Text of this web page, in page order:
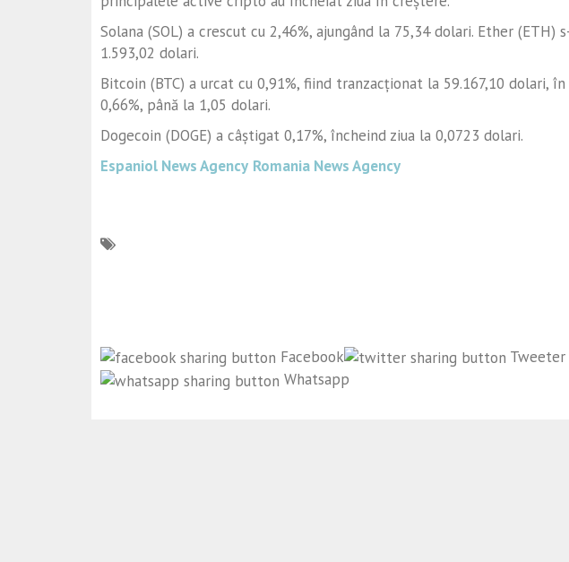
Solana (SOL) a crescut cu 2,46%, ajungând la 75,34 dolari. Ether (ETH)
1.593,02 dolari.
Bitcoin (BTC) a urcat cu 0,91%, fiind tranzacționat la 59.167,10 dolari,
0,66%, până la 1,05 dolari.
Dogecoin (DOGE) a câștigat 0,17%, încheind ziua la 0,0723 dolari.
Espaniol News Agency Romania News Agency
Facebook
Tweeter
Whatsapp